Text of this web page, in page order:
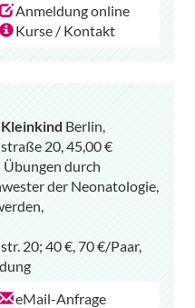
Anmeldung online
Kurse / Kontakt
Kleinkind Berlin,
20, 45,00 €
durch
der Neonatologie,
20; 40 €, 70 €/Paar,
inkl. Infomaterial, mit Anmeldung
eMail-Anfrage